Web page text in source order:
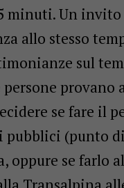
minuti. Un
allo stesso
sul
se fare il
(punto
oppure se farlo